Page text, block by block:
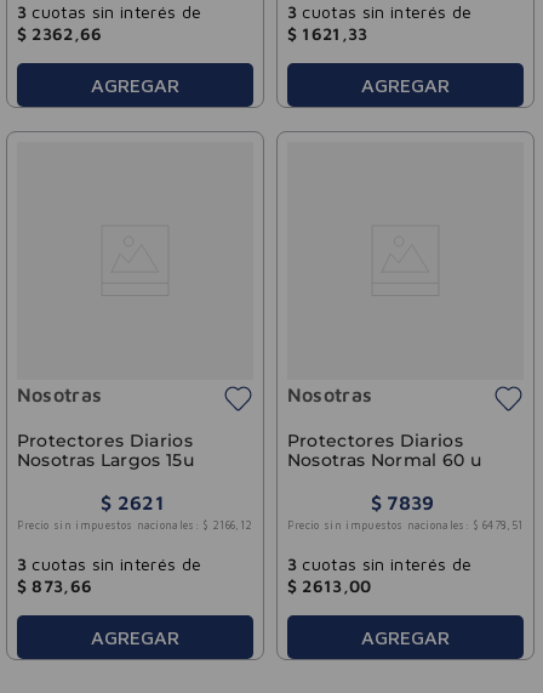
3 cuotas sin interés de
$ 2362 ,66
AGREGAR
3 cuotas sin interés de
$ 1621 33
AGREGAR
Nosotras
Protectores Diarios
Nosotras Largos 15u
$ 2621
Precio sin impuestos nacionales: $ 2166 12
3 cuotas sin interés de
$ 873 66
AGREGAR
Nosotras
Protectores Diarios
Nosotras Normal 60 u
$ 7839
Precio sin impuestos nacionales: $ 6478 51
3 cuotas sin interés de
$ 2613 ,00
AGREGAR